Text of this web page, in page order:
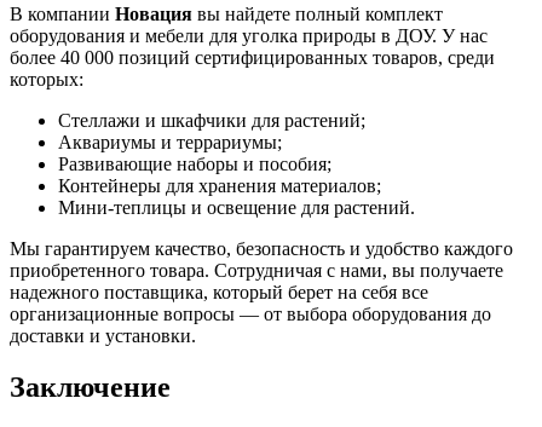
В компании Новация вы найдете полный комплект
оборудования и мебели для уголка природы в ДОУ. У нас
более 40 000 позиций сертифицированных товаров, среди
которых:
Стеллажи и шкафчики для растений;
Аквариумы и террариумы;
Развивающие наборы и пособия;
Контейнеры для хранения материалов;
Мини-теплицы и освещение для растений.
Мы гарантируем качество, безопасность и удобство каждого
приобретенного товара. Сотрудничая с нами, вы получаете
надежного поставщика, который берет на себя все
организационные вопросы — от выбора оборудования до
доставки и установки.
Заключение